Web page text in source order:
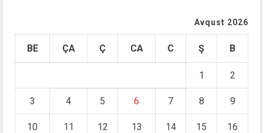
Avqust 2026
BE ÇA Ç CA C Ş B
1 2
3 4 5 6 7 8 9
10 11 12 13 14 15 16